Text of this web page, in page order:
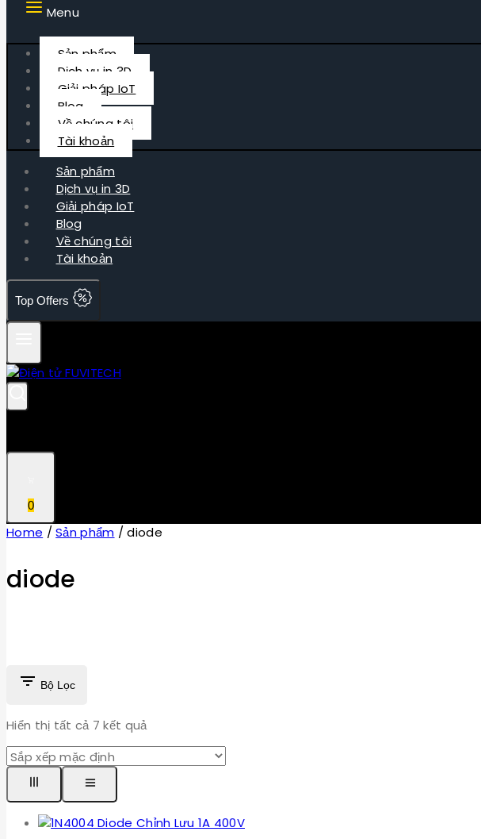
Menu
Sản phẩm
Dịch vụ in 3D
Giải pháp IoT
Blog
Về chúng tôi
Tài khoản
Sản phẩm
Dịch vụ in 3D
Giải pháp IoT
Blog
Về chúng tôi
Tài khoản
Top Offers
0
Home / Sản phẩm / diode
diode
Bộ Lọc
Hiển thị tất cả 7 kết quả